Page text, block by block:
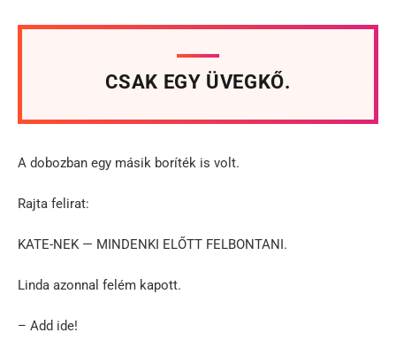
CSAK EGY ÜVEGKŐ.
A dobozban egy másik boríték is volt.
Rajta felirat:
KATE-NEK — MINDENKI ELŐTT FELBONTANI.
Linda azonnal felém kapott.
– Add ide!